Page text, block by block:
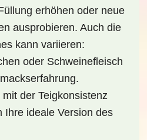
erhöhen oder neue
ausprobieren. Auch die
kann variieren:
oder Schweinefleisch
der Teigkonsistenz
Ihre ideale Version des